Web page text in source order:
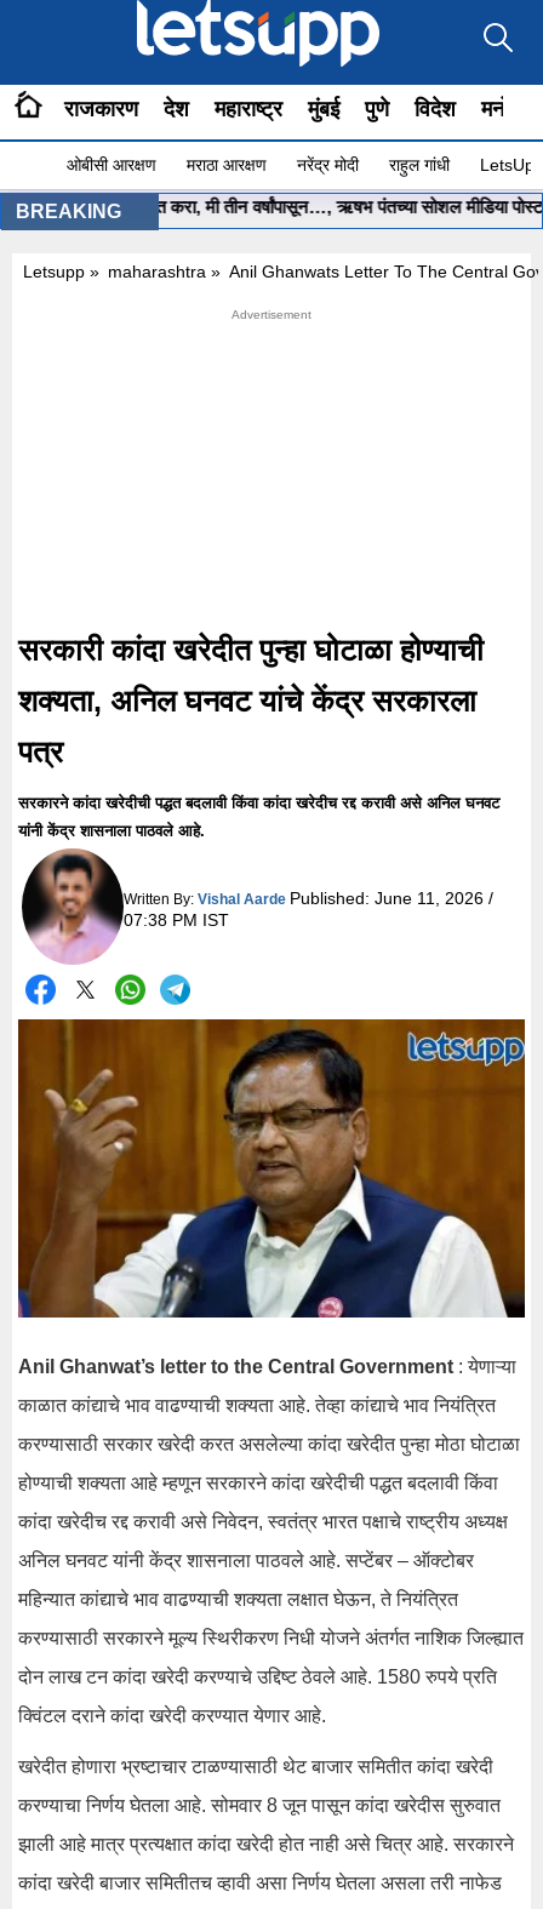
राजकारण देश महाराष्ट्र मुंबई पुणे विदेश
ओबीसी आरक्षण मराठा आरक्षण नरेंद्र मोदी राहुल गांधी
BREAKING
साहेब.. मला मदत करा, मी तीन वर्षांपासून…, ऋषभ पंतच्या सोशल मीडिया पोस्टने
Letsupp » maharashtra » Anil Ghanwats Letter To The Central
सरकारी कांदा खरेदीत पुन्हा घोटाळा होण्याची
शक्यता, अनिल घनवट यांचे केंद्र सरकारला
पत्र
सरकारने कांदा खरेदीची पद्धत बदलावी किंवा कांदा खरेदीच रद्द करावी असे अनिल घनवट
यांनी केंद्र शासनाला पाठवले आहे.
Written By: Vishal Aarde Published: June 11, 2026 /
07:38 PM IST
Anil Ghanwat’s letter to the Central Government : येणाऱ्या
काळात कांद्याचे भाव वाढण्याची शक्यता आहे. तेव्हा कांद्याचे भाव नियंत्रित
करण्यासाठी सरकार खरेदी करत असलेल्या कांदा खरेदीत पुन्हा मोठा घोटाळा
होण्याची शक्यता आहे म्हणून सरकारने कांदा खरेदीची पद्धत बदलावी किंवा
कांदा खरेदीच रद्द करावी असे निवेदन, स्वतंत्र भारत पक्षाचे राष्ट्रीय अध्यक्ष
अनिल घनवट यांनी केंद्र शासनाला पाठवले आहे. सप्टेंबर – ऑक्टोबर
महिन्यात कांद्याचे भाव वाढण्याची शक्यता लक्षात घेऊन, ते नियंत्रित
करण्यासाठी सरकारने मूल्य स्थिरीकरण निधी योजने अंतर्गत नाशिक जिल्ह्यात
दोन लाख टन कांदा खरेदी करण्याचे उद्दिष्ट ठेवले आहे. 1580 रुपये प्रति
क्विंटल दराने कांदा खरेदी करण्यात येणार आहे.
खरेदीत होणारा भ्रष्टाचार टाळण्यासाठी थेट बाजार समितीत कांदा खरेदी
करण्याचा निर्णय घेतला आहे. सोमवार 8 जून पासून कांदा खरेदीस सुरुवात
झाली आहे मात्र प्रत्यक्षात कांदा खरेदी होत नाही असे चित्र आहे. सरकारने
कांदा खरेदी बाजार समितीतच व्हावी असा निर्णय घेतला असला तरी नाफेड